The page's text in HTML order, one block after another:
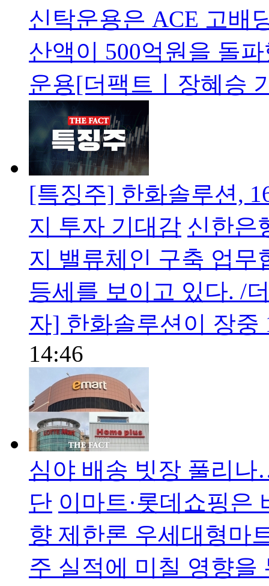
신탁운용은 ACE 고배
산액이 500억원을 돌
운용[더팩트ㅣ장혜승
[특징주] 한화솔루션,
지 투자 기대감 신한은
지 밸류체인 구축 업무
등세를 보이고 있다. /
자] 한화솔루션이 장중
14:46
심야 배송 빗장 풀리
단 이마트·롯데쇼핑은
향 제한론 우세대형마
주 실적에 미칠 영향을